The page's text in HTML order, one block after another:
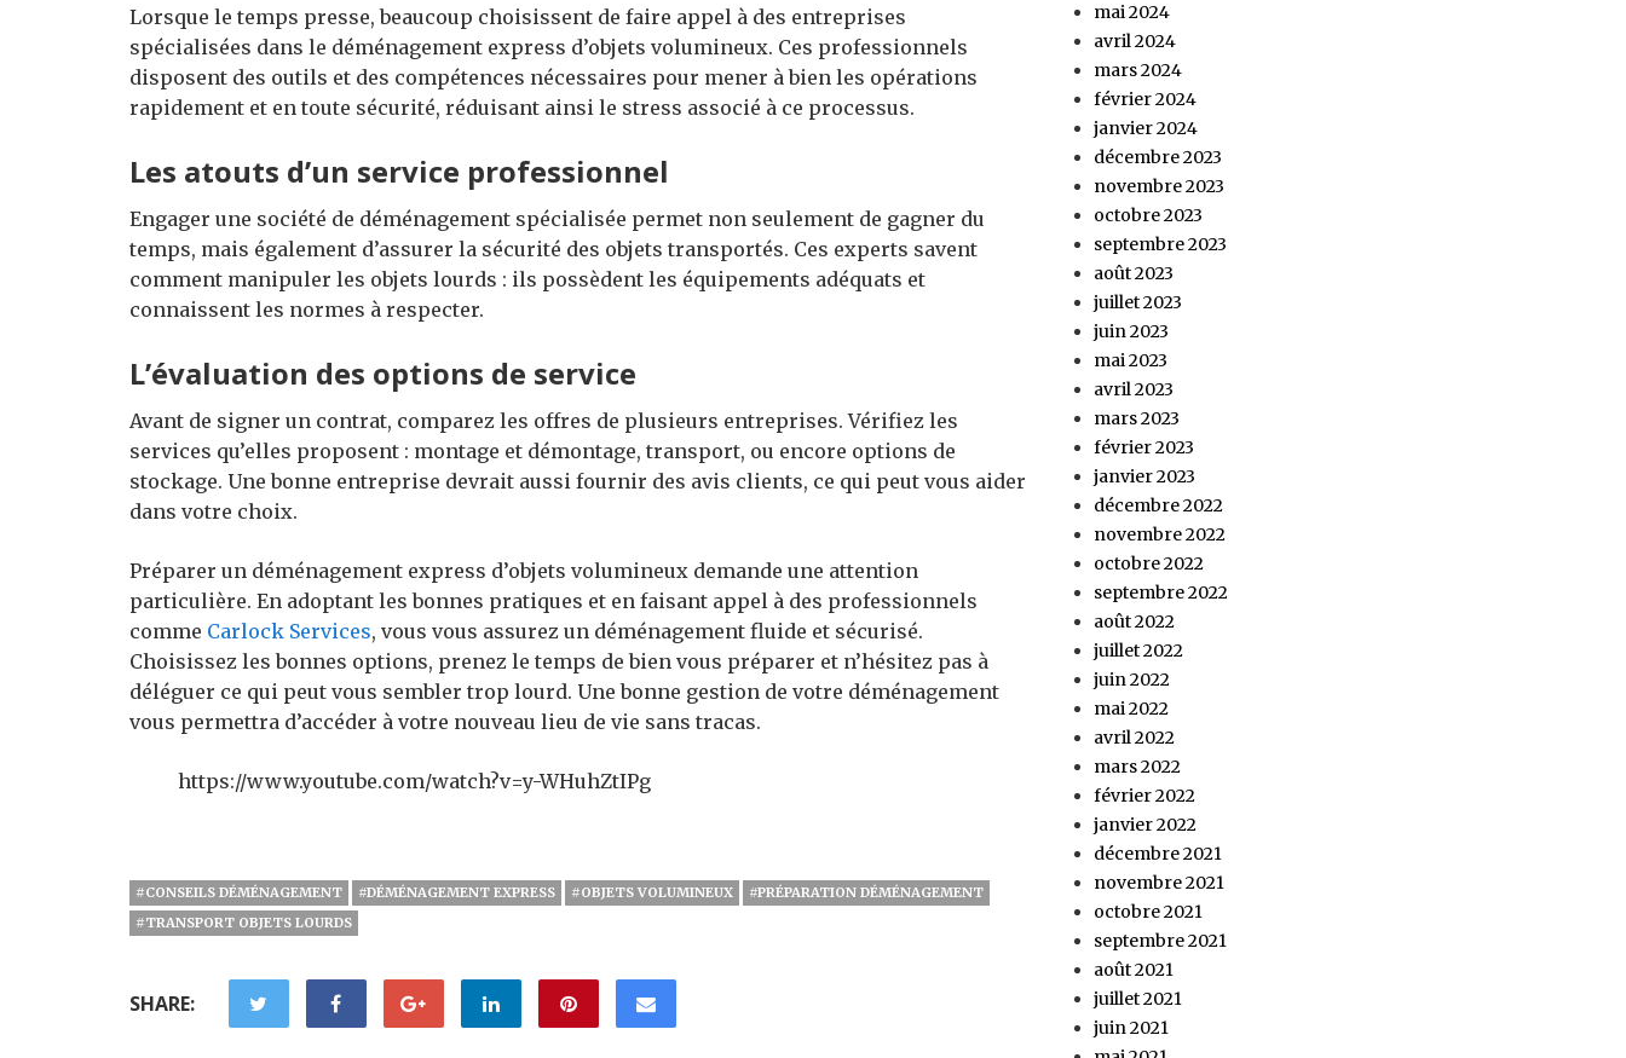
Lorsque le temps presse, beaucoup choisissent de faire appel à des entreprises
spécialisées dans le déménagement express d’objets volumineux. Ces professionnels
disposent des outils et des compétences nécessaires pour mener à bien les opérations
rapidement et en toute sécurité, réduisant ainsi le stress associé à ce processus.
Les atouts d’un service professionnel
Engager une société de déménagement spécialisée permet non seulement de gagner du
temps, mais également d’assurer la sécurité des objets transportés. Ces experts savent
comment manipuler les objets lourds : ils possèdent les équipements adéquats et
connaissent les normes à respecter.
L’évaluation des options de service
Avant de signer un contrat, comparez les offres de plusieurs entreprises. Vérifiez les
services qu’elles proposent : montage et démontage, transport, ou encore options de
stockage. Une bonne entreprise devrait aussi fournir des avis clients, ce qui peut vous aider
dans votre choix.
Préparer un déménagement express d’objets volumineux demande une attention
particulière. En adoptant les bonnes pratiques et en faisant appel à des professionnels
comme Carlock Services, vous vous assurez un déménagement fluide et sécurisé.
Choisissez les bonnes options, prenez le temps de bien vous préparer et n’hésitez pas à
déléguer ce qui peut vous sembler trop lourd. Une bonne gestion de votre déménagement
vous permettra d’accéder à votre nouveau lieu de vie sans tracas.
https://www.youtube.com/watch?v=y-WHuhZtIPg
#CONSEILS DÉMÉNAGEMENT #DÉMÉNAGEMENT EXPRESS #OBJETS VOLUMINEUX
#PRÉPARATION DÉMÉNAGEMENT
#TRANSPORT OBJETS LOURDS
SHARE:
mai 2024
avril 2024
mars 2024
février 2024
janvier 2024
décembre 2023
novembre 2023
octobre 2023
septembre 2023
août 2023
juillet 2023
juin 2023
mai 2023
avril 2023
mars 2023
février 2023
janvier 2023
décembre 2022
novembre 2022
octobre 2022
septembre 2022
août 2022
juillet 2022
juin 2022
mai 2022
avril 2022
mars 2022
février 2022
janvier 2022
décembre 2021
novembre 2021
octobre 2021
septembre 2021
août 2021
juillet 2021
juin 2021